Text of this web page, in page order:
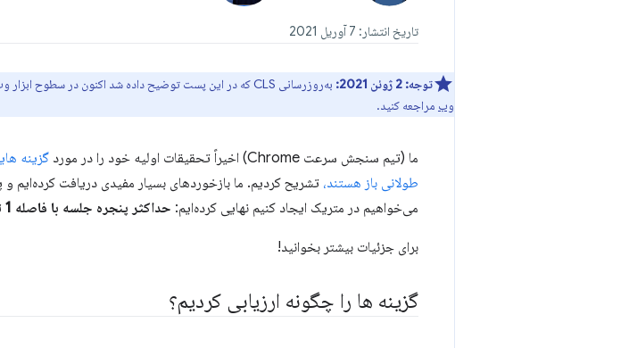
تاریخ انتشار: 7 آوریل 2021
توجه: 2 ژوئن 2021: به‌روزرسانی CLS که در این پست توضیح داده شد اکنون در سطوح ابزار وب Chrome در دسترس است. برای جزئیات
وب مراجعه کنید.
ما (تیم سنجش سرعت Chrome) اخیراً تحقیقات اولیه خود را در مورد
طولانی باز هستند، تشریح کردیم. ما بازخوردهای بسیار مفیدی دریافت کرده‌ایم
می‌خواهیم در متریک ایجاد کنیم نهایی کرده‌ایم: حداکثر پنجره جلسه با فاصله 1 ثانیه، محدود به 5 ثانیه
برای جزئیات بیشتر بخوانید!
گزینه ها را چگونه ارزیابی کردیم؟